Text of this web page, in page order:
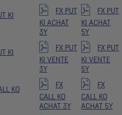
KI
FX PUT
KI ACHAT
3Y
FX PUT
KI ACHAT
5Y
KI
FX PUT
KI VENTE
3Y
FX PUT
KI VENTE
5Y
KO
FX
CALL KO
ACHAT 3Y
FX
CALL KO
ACHAT 5Y